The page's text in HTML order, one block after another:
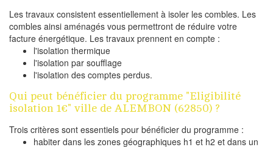
Les travaux consistent essentiellement à isoler les combles. Les
combles ainsi aménagés vous permettront de réduire votre
facture énergétique. Les travaux prennent en compte :
l'isolation thermique
l'isolation par soufflage
l'isolation des comptes perdus.
Qui peut bénéficier du programme "Eligibilité
isolation 1€" ville de ALEMBON (62850) ?
Trois critères sont essentiels pour bénéficier du programme :
habiter dans les zones géographiques h1 et h2 et dans un